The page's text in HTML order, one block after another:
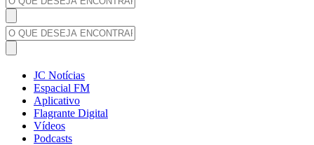
JC Notícias
Espacial FM
Aplicativo
Flagrante Digital
Vídeos
Podcasts